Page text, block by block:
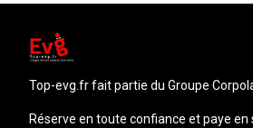
top-evg.frfait partie du Groupe
Réserve en toute confiance et paye en